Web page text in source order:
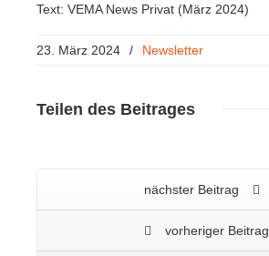
Text: VEMA News Privat (März 2024)
23. März 2024 / Newsletter
Teilen des Beitrages
nächster Beitrag
vorheriger Beitrag